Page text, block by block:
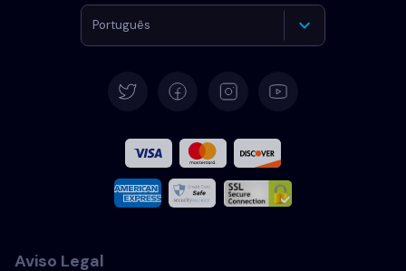
Português
Español
Français
Italiano
Aviso Legal